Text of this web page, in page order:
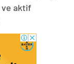
aktif